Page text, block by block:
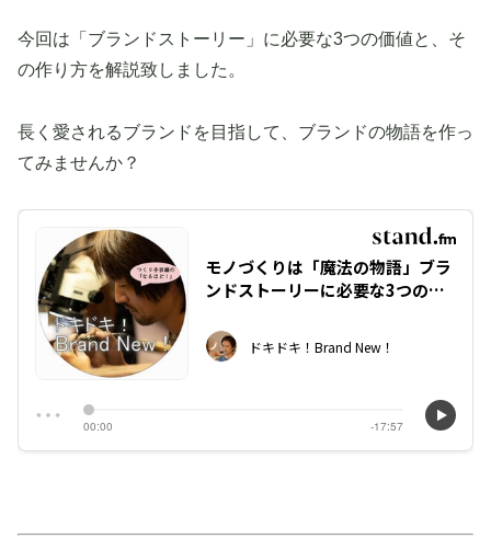
今回は「ブランドストーリー」に必要な3つの価値と、そ
の作り方を解説致しました。
長く愛されるブランドを目指して、ブランドの物語を作っ
てみませんか？